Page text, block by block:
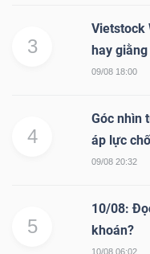
3
Vietstock
hay
09/08 18:00
4
Góc nhìn
áp lực
09/08 20:32
5
10/08:
khoán?
10/08 06:02